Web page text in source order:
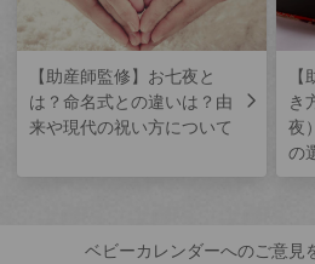
【助産師監修】お七夜と
は？命名式との違いは？由
来や現代の祝い方について
き
夜
の
ベビーカレンダーへのご意見